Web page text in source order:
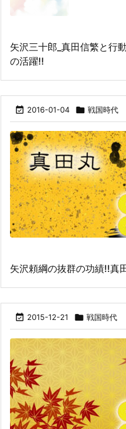
矢沢三十郎_真田信繁と行
の活躍!!
 2016-01-04  戦国時代
矢沢頼綱の抜群の功績!!真
 2015-12-21  戦国時代